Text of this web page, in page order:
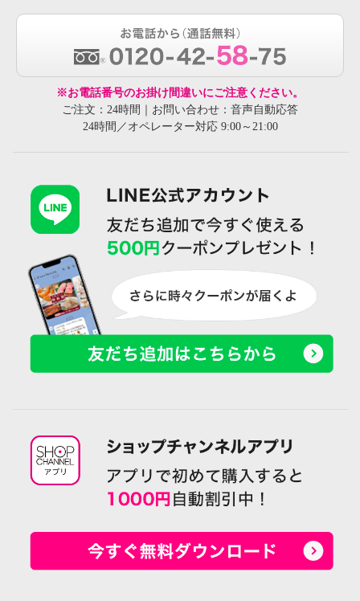
※お電話番号のお掛け間違いにご注意ください。
ご注文：24時間｜お問い合わせ：音声自動応答
24時間／オペレーター対応 9:00～21:00